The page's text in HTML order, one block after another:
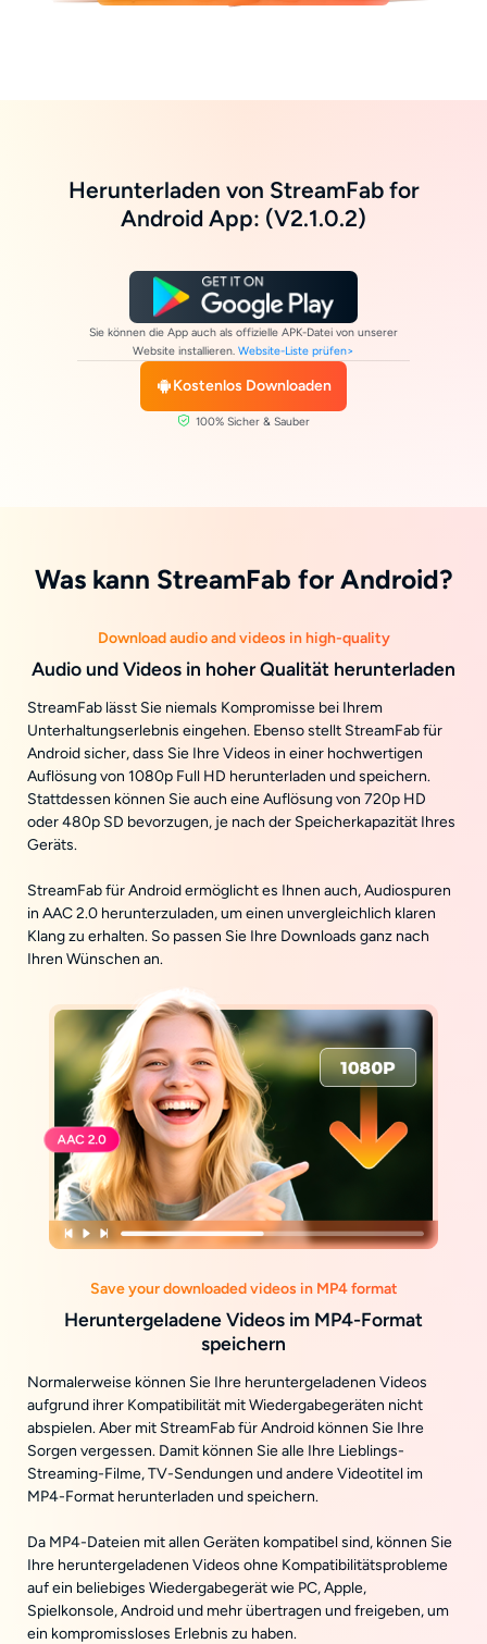
Herunterladen von StreamFab for
Android App: (V2.1.0.2)
Sie können die App auch als offizielle APK-Datei von unserer
Website installieren. Website-Liste prüfen>
Kostenlos Downloaden
100% Sicher & Sauber
Was kann StreamFab for Android?
Download audio and videos in high-quality
Audio und Videos in hoher Qualität herunterladen
StreamFab lässt Sie niemals Kompromisse bei Ihrem
Unterhaltungserlebnis eingehen. Ebenso stellt StreamFab für
Android sicher, dass Sie Ihre Videos in einer hochwertigen
Auflösung von 1080p Full HD herunterladen und speichern.
Stattdessen können Sie auch eine Auflösung von 720p HD
oder 480p SD bevorzugen, je nach der Speicherkapazität Ihres
Geräts.
StreamFab für Android ermöglicht es Ihnen auch, Audiospuren
in AAC 2.0 herunterzuladen, um einen unvergleichlich klaren
Klang zu erhalten. So passen Sie Ihre Downloads ganz nach
Ihren Wünschen an.
Save your downloaded videos in MP4 format
Heruntergeladene Videos im MP4-Format
speichern
Normalerweise können Sie Ihre heruntergeladenen Videos
aufgrund ihrer Kompatibilität mit Wiedergabegeräten nicht
abspielen. Aber mit StreamFab für Android können Sie Ihre
Sorgen vergessen. Damit können Sie alle Ihre Lieblings-
Streaming-Filme, TV-Sendungen und andere Videotitel im
MP4-Format herunterladen und speichern.
Da MP4-Dateien mit allen Geräten kompatibel sind, können Sie
Ihre heruntergeladenen Videos ohne Kompatibilitätsprobleme
auf ein beliebiges Wiedergabegerät wie PC, Apple,
Spielkonsole, Android und mehr übertragen und freigeben, um
ein kompromissloses Erlebnis zu haben.